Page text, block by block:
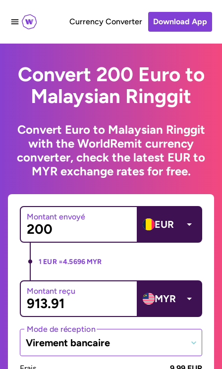
Currency Converter Download App
Convert 200 Euro to
Malaysian Ringgit
Convert Euro to Malaysian Ringgit
with the WorldRemit currency
converter, check the latest EUR to
MYR exchange rates for free.
Montant envoyé
EUR
1 EUR =4.5696 MYR
Montant reçu
MYR
Mode de réception
Virement bancaire